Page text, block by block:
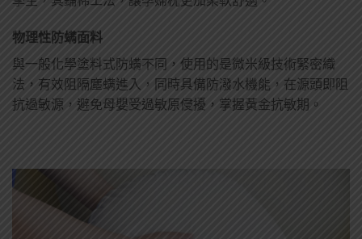
物理性防螨面料
與一般化學塗料式防螨不同，使用的是微米級技術緊密織
法，有效阻隔塵螨進入，同時具備防潑水機能，在源頭即阻
抗過敏源，避免母嬰受過敏原侵擾，掌握黃金抗敏期。